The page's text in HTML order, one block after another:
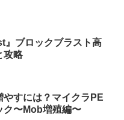
』ブロックブラスト高
攻略
やすには？マイクラPE
ク〜Mob増殖編〜